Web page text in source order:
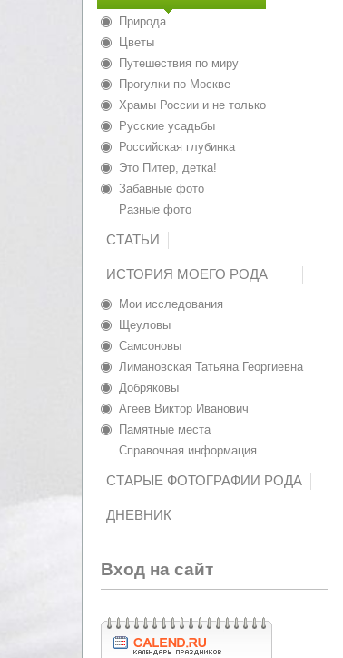
Природа
Цветы
Путешествия по миру
Прогулки по Москве
Храмы России и не только
Русские усадьбы
Российская глубинка
Это Питер, детка!
Забавные фото
Разные фото
СТАТЬИ
ИСТОРИЯ МОЕГО РОДА
Мои исследования
Щеуловы
Самсоновы
Лимановская Татьяна Георгиевна
Добряковы
Агеев Виктор Иванович
Памятные места
Справочная информация
СТАРЫЕ ФОТОГРАФИИ РОДА
ДНЕВНИК
Вход на сайт